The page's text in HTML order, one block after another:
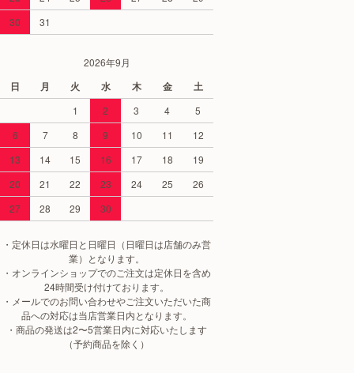
30
31
2026年9月
日 月 火 水 木 金 土
1 2 3 4
5
6
7 8 9 10 11
12
13
14 15 16 17 18
19
20
21 22 23 24 25
26
27
28 29 30
・定休日は水曜日と日曜日（日曜日は店舗のみ営
業）となります。
・オンラインショップでのご注文は定休日を含め
24時間受け付けております。
・メールでのお問い合わせやご注文いただいた商
品への対応は当店営業日内となります。
・商品の発送は2〜5営業日内に対応いたします
（予約商品を除く）